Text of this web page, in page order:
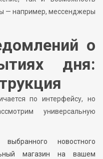
— например, мессенджеры
о
дня:
по интерфейсу, но
универсальную
новостного
магазин на вашем